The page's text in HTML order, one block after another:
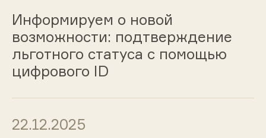
Информируем о новой
возможности: подтверждение
льготного статуса с помощью
цифрового ID
22.12.2025